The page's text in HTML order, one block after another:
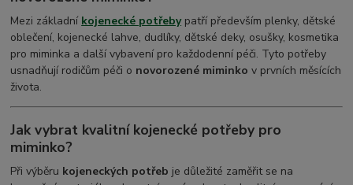
Mezi základní kojenecké potřebypatří především plenky, dětské
oblečení, kojenecké lahve, dudlíky, dětské deky, osušky, kosmetika
pro miminka a další vybavení pro každodenní péči. Tyto potřeby
usnadňují rodičům péči o novorozené miminko v prvních měsících
života.
Jak vybrat kvalitní kojenecké potřeby pro
miminko?
Při výběru kojeneckých potřeb je důležité zaměřit se na